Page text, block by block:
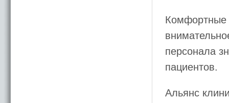
Комфортные
персонала
пациентов.
Альянс